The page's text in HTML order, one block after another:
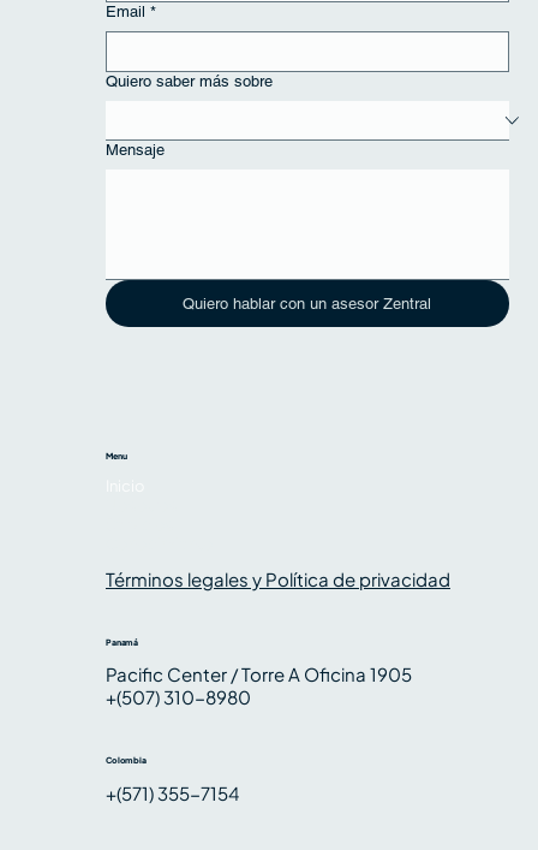
Email *
Quiero saber más sobre
Mensaje
Quiero hablar con un asesor Zentral
Menu
Términos legales y Política de privacidad
Panamá
Pacific Center / Torre A Oficina 1905
+(507) 310-8980
Colombia
+(571) 355-7154